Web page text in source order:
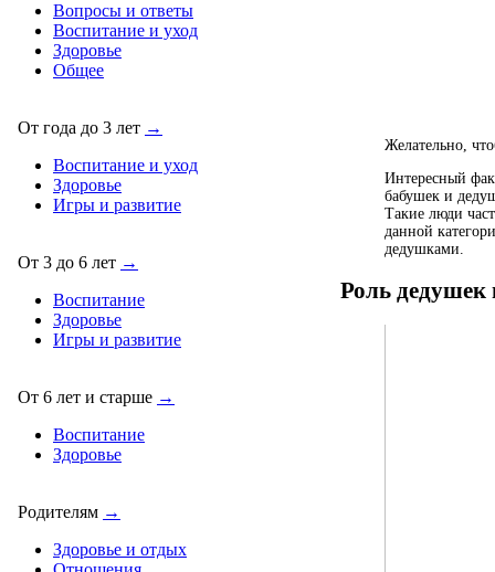
Вопросы и ответы
Воспитание и уход
Здоровье
Общее
От года до 3 лет →
Воспитание и уход
Здоровье
Игры и развитие
От 3 до 6 лет →
Воспитание
Здоровье
Игры и развитие
От 6 лет и старше →
Воспитание
Здоровье
Родителям →
Здоровье и отдых
Желательно,
Интересный
бабушек и
Такие люди
данной
дедушками.
Роль дедушек